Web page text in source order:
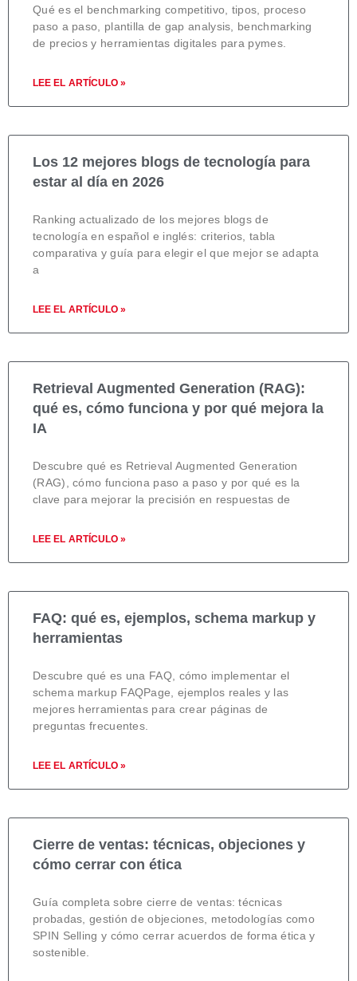
Qué es el benchmarking competitivo, tipos, proceso
paso a paso, plantilla de gap analysis, benchmarking
de precios y herramientas digitales para pymes.
LEE EL ARTÍCULO »
Los 12 mejores blogs de tecnología para
estar al día en 2026
Ranking actualizado de los mejores blogs de
tecnología en español e inglés: criterios, tabla
comparativa y guía para elegir el que mejor se adapta
a
LEE EL ARTÍCULO »
Retrieval Augmented Generation (RAG):
qué es, cómo funciona y por qué mejora la
IA
Descubre qué es Retrieval Augmented Generation
(RAG), cómo funciona paso a paso y por qué es la
clave para mejorar la precisión en respuestas de
LEE EL ARTÍCULO »
FAQ: qué es, ejemplos, schema markup y
herramientas
Descubre qué es una FAQ, cómo implementar el
schema markup FAQPage, ejemplos reales y las
mejores herramientas para crear páginas de
preguntas frecuentes.
LEE EL ARTÍCULO »
Cierre de ventas: técnicas, objeciones y
cómo cerrar con ética
Guía completa sobre cierre de ventas: técnicas
probadas, gestión de objeciones, metodologías como
SPIN Selling y cómo cerrar acuerdos de forma ética y
sostenible.